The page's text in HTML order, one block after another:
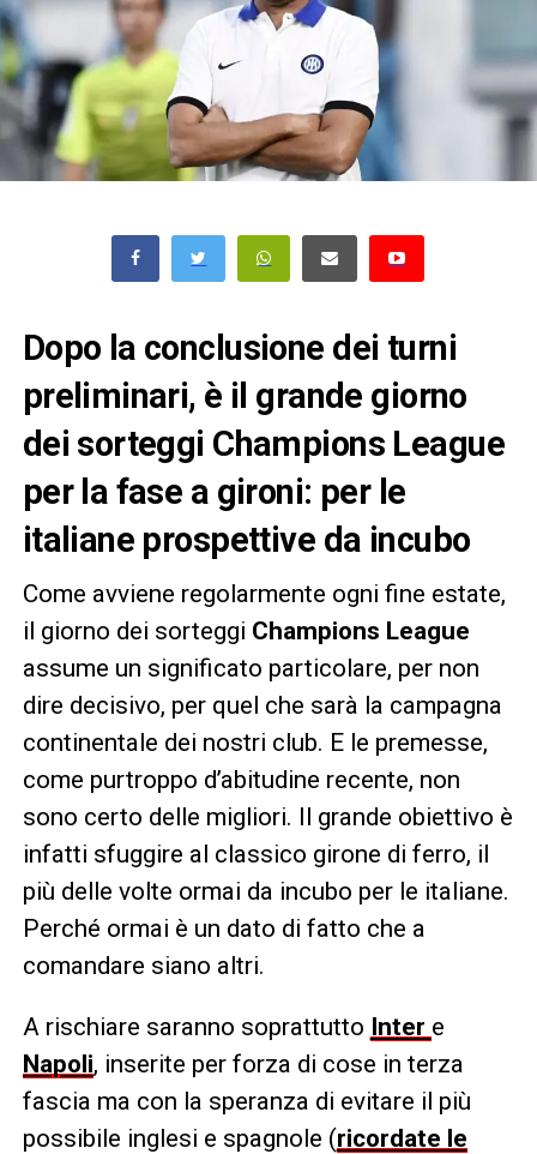
Dopo la conclusione dei turni
preliminari, è il grande giorno
dei sorteggi Champions League
per la fase a gironi: per le
italiane prospettive da incubo
Come avviene regolarmente ogni fine estate,
il giorno dei sorteggi Champions League
assume un significato particolare, per non
dire decisivo, per quel che sarà la campagna
continentale dei nostri club. E le premesse,
come purtroppo d’abitudine recente, non
sono certo delle migliori. Il grande obiettivo è
infatti sfuggire al classico girone di ferro, il
più delle volte ormai da incubo per le italiane.
Perché ormai è un dato di fatto che a
comandare siano altri.
A rischiare saranno soprattutto Inter e
Napoli, inserite per forza di cose in terza
fascia ma con la speranza di evitare il più
possibile inglesi e spagnole (ricordate le